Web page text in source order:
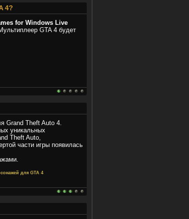
4?
for Windows Live
GTA 4 будет
Grand Theft Auto 4.
уникальных
Theft Auto,
части игры появилась
для GTA 4